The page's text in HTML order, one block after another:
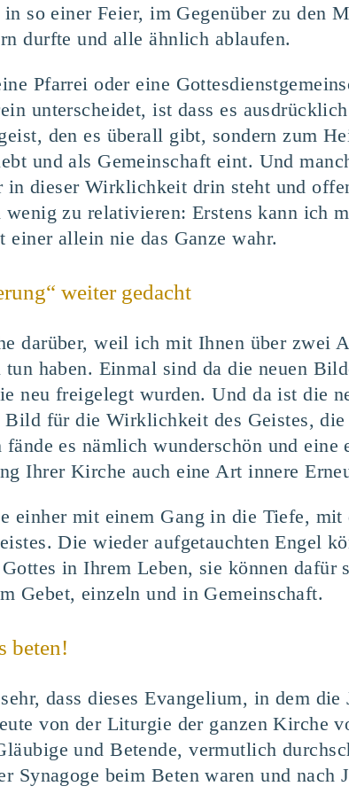
in so einer Feier, im Gegenüber zu den
durfte und alle ähnlich ablaufen.
Pfarrei oder eine
unterscheidet, ist dass es
den es überall gibt, sondern zum
und als Gemeinschaft eint. Und
in dieser Wirklichkeit drin steht und
zu relativieren: Erstens kann ich
einer allein nie das Ganze wahr.
weiter gedacht
darüber, weil ich mit Ihnen über zwei
haben. Einmal sind da die neuen
neu freigelegt wurden. Und da ist die
Bild für die Wirklichkeit des Geistes,
fände es nämlich wunderschön und
Ihrer Kirche auch eine Art innere
einher mit einem Gang in die Tiefe,
Die wieder aufgetauchten Engel
in Ihrem Leben, sie können dafür
Gebet, einzeln und in Gemeinschaft.
beten!
dass dieses Evangelium, in dem
von der Liturgie der ganzen Kirche
und Betende, vermutlich
Synagoge beim Beten waren und nach